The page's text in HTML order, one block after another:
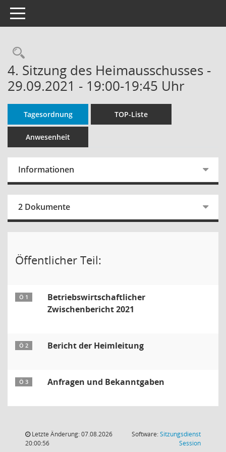
Toggle navigation
Rechercheauswahl
4. Sitzung des Heimausschusses -
29.09.2021 - 19:00-19:45 Uhr
Tagesordnung TOP-Liste
Anwesenheit
Informationen
2 Dokumente
Öffentlicher Teil:
Ö 1
Betriebswirtschaftlicher
Zwischenbericht 2021
Ö 2 Bericht der Heimleitung
Ö 3 Anfragen und Bekanntgaben
Letzte Änderung: 07.08.2026
20:00:56
Software:Sitzungsdienst
Session(Wird in